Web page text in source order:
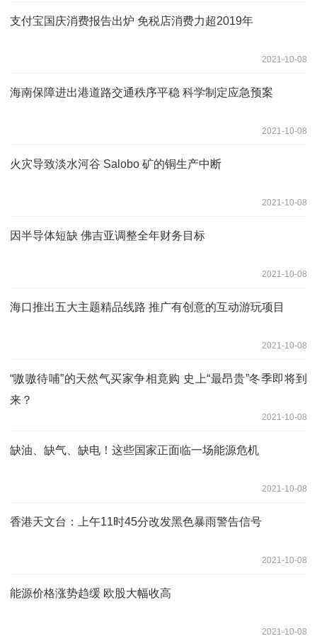
支付宝国庆消费报告出炉 免税店消费力超2019年
2021-10-08
海南保障进出港道路交通秩序平稳 科学制定应急预案
2021-10-08
火灾导致淡水河谷 Salobo 矿的铜生产中断
2021-10-08
因半导体短缺 佛吉亚调整全年财务目标
2021-10-08
海口推出五大主题精品线路 推广有创意的互动游玩项目
2021-10-08
“嗷嗷待哺”的天然气买家争相竟购 史上“最昂贵”冬季即将到
来？
2021-10-08
缺油、缺气、缺电！这些国家正面临一场能源危机
2021-10-08
香港天文台：上午11时45分改发黑色暴雨警告信号
2021-10-08
能源价格涨势趋缓 欧股大幅收高
2021-10-08